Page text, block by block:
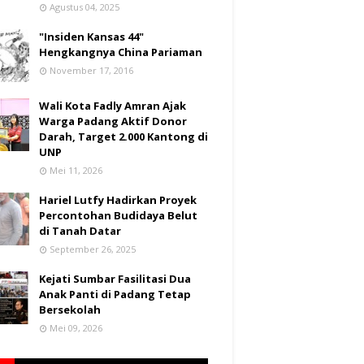
Agustus 04, 2025
"Insiden Kansas 44"
Hengkangnya China Pariaman
November 17, 2016
Wali Kota Fadly Amran Ajak
Warga Padang Aktif Donor
Darah, Target 2.000 Kantong di
UNP
Mei 11, 2026
Hariel Lutfy Hadirkan Proyek
Percontohan Budidaya Belut
di Tanah Datar
September 26, 2025
Kejati Sumbar Fasilitasi Dua
Anak Panti di Padang Tetap
Bersekolah
Mei 09, 2026